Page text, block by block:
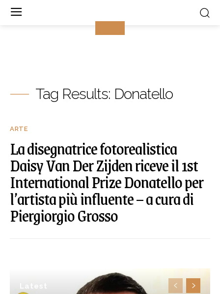
Latest
Tag Results: Donatello
ARTE
La disegnatrice fotorealistica
Daisy Van Der Zijden riceve il 1st
International Prize Donatello per
l’artista più influente – a cura di
Piergiorgio Grosso